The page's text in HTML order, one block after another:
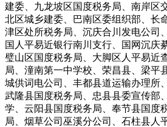
建委、九龙坡区国度税务局、南岸区
北区城乡建委、巴南区委组织部、长
津区处所税务局、沉庆合川发电公司
国人平易近银行南川支行、国网沉庆
璧山区国度税务局、大脚区人平易近
局、潼南第一中学校、荣昌县、梁平
城供词电公司、丰都县道运输办理所
武隆县国度税务局、忠县县委宣传部
学、云阳县国度税务局、奉节县国度
局、烟草公司巫溪分公司、石柱县人